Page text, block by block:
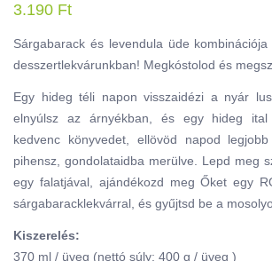
3.190 Ft
Sárgabarack és levendula üde
desszertlekvárunkban! Megkóstolod és
Egy hideg téli napon visszaidézi a nyár
elnyúlsz az árnyékban, és egy hideg ital
kedvenc könyvedet, ellövöd napod
pihensz, gondolataidba merülve. Lepd meg
egy falatjával, ajándékozd meg Őket egy
sárgabaracklekvárral, és gyűjtsd be a
Kiszerelés:
370 ml / üveg (nettó súly: 400 g / üveg )